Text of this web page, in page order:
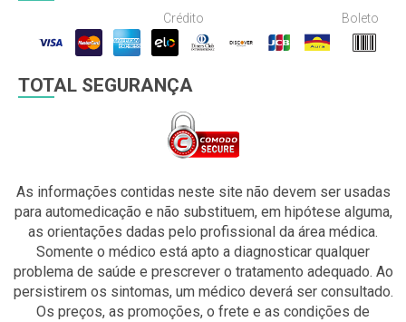
Crédito Boleto
TOTAL SEGURANÇA
As informações contidas neste site não devem ser usadas
para automedicação e não substituem, em hipótese alguma,
as orientações dadas pelo profissional da área médica.
Somente o médico está apto a diagnosticar qualquer
problema de saúde e prescrever o tratamento adequado. Ao
persistirem os sintomas, um médico deverá ser consultado.
Os preços, as promoções, o frete e as condições de